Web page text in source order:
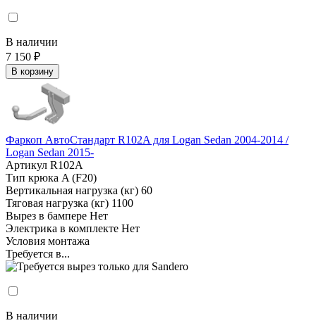
В наличии
7 150 ₽
В корзину
Фаркоп АвтоСтандарт R102A для Logan Sedan 2004-2014 /
Logan Sedan 2015-
Артикул R102A
Тип крюка A (F20)
Вертикальная нагрузка (кг) 60
Тяговая нагрузка (кг) 1100
Вырез в бампере Нет
Электрика в комплекте Нет
Условия монтажа
Требуется в...
В наличии